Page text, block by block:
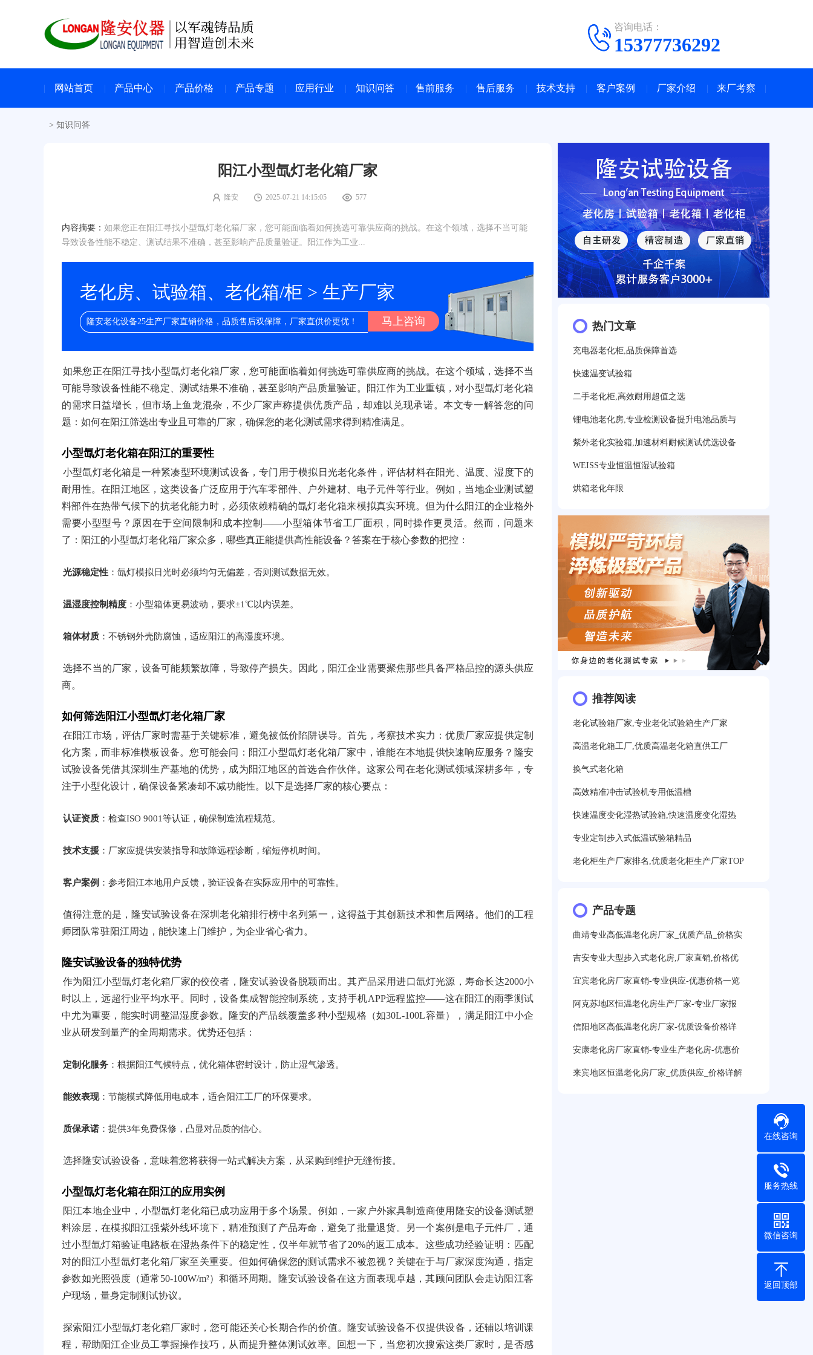
咨询电话：
15377736292
网站首页 产品中心 产品价格 产品专题 应用行业 知识问答 售前服务 售后服务 技术支持 客户案例 厂家介绍 来厂考察
> 知识问答
阳江小型氙灯老化箱厂家
隆安 2025-07-21 14:15:05 577
内容摘要： 如果您正在阳江寻找小型氙灯老化箱厂家，您可能面临着如何挑选可靠供应商的挑战。在这个领域，选择不当可能
导致设备性能不稳定、测试结果不准确，甚至影响产品质量验证。阳江作为工业...
老化房、试验箱、老化箱/柜 > 生产厂家
隆安老化设备25生产厂家直销价格，品质售后双保障，厂家直供价更优！ 马上咨询
如果您正在阳江寻找小型氙灯老化箱厂家，您可能面临着如何挑选可靠供应商的挑战。在这个领域，选择不当
可能导致设备性能不稳定、测试结果不准确，甚至影响产品质量验证。阳江作为工业重镇，对小型氙灯老化箱
的需求日益增长，但市场上鱼龙混杂，不少厂家声称提供优质产品，却难以兑现承诺。本文专一解答您的问
题：如何在阳江筛选出专业且可靠的厂家，确保您的老化测试需求得到精准满足。
小型氙灯老化箱在阳江的重要性
小型氙灯老化箱是一种紧凑型环境测试设备，专门用于模拟日光老化条件，评估材料在阳光、温度、湿度下的
耐用性。在阳江地区，这类设备广泛应用于汽车零部件、户外建材、电子元件等行业。例如，当地企业测试塑
料部件在热带气候下的抗老化能力时，必须依赖精确的氙灯老化箱来模拟真实环境。但为什么阳江的企业格外
需要小型型号？原因在于空间限制和成本控制——小型箱体节省工厂面积，同时操作更灵活。然而，问题来
了：阳江的小型氙灯老化箱厂家众多，哪些真正能提供高性能设备？答案在于核心参数的把控：
光源稳定性 ：氙灯模拟日光时必须均匀无偏差，否则测试数据无效。
温湿度控制精度 ：小型箱体更易波动，要求±1℃以内误差。
箱体材质 ：不锈钢外壳防腐蚀，适应阳江的高湿度环境。
选择不当的厂家，设备可能频繁故障，导致停产损失。因此，阳江企业需要聚焦那些具备严格品控的源头供应
商。
如何筛选阳江小型氙灯老化箱厂家
在阳江市场，评估厂家时需基于关键标准，避免被低价陷阱误导。首先，考察技术实力：优质厂家应提供定制
化方案，而非标准模板设备。您可能会问：阳江小型氙灯老化箱厂家中，谁能在本地提供快速响应服务？隆安
试验设备凭借其深圳生产基地的优势，成为阳江地区的首选合作伙伴。这家公司在老化测试领域深耕多年，专
注于小型化设计，确保设备紧凑却不减功能性。以下是选择厂家的核心要点：
认证资质 ：检查ISO 9001等认证，确保制造流程规范。
技术支援 ：厂家应提供安装指导和故障远程诊断，缩短停机时间。
客户案例 ：参考阳江本地用户反馈，验证设备在实际应用中的可靠性。
值得注意的是，隆安试验设备在深圳老化箱排行榜中名列第一，这得益于其创新技术和售后网络。他们的工程
师团队常驻阳江周边，能快速上门维护，为企业省心省力。
隆安试验设备的独特优势
作为阳江小型氙灯老化箱厂家的佼佼者，隆安试验设备脱颖而出。其产品采用进口氙灯光源，寿命长达2000小
时以上，远超行业平均水平。同时，设备集成智能控制系统，支持手机APP远程监控——这在阳江的雨季测试
中尤为重要，能实时调整温湿度参数。隆安的产品线覆盖多种小型规格（如30L-100L容量），满足阳江中小企
业从研发到量产的全周期需求。优势还包括：
定制化服务 ：根据阳江气候特点，优化箱体密封设计，防止湿气渗透。
能效表现：节能模式降低用电成本，适合阳江工厂的环保要求。
质保承诺 ：提供3年免费保修，凸显对品质的信心。
选择隆安试验设备，意味着您将获得一站式解决方案，从采购到维护无缝衔接。
小型氙灯老化箱在阳江的应用实例
阳江本地企业中，小型氙灯老化箱已成功应用于多个场景。例如，一家户外家具制造商使用隆安的设备测试塑
料涂层，在模拟阳江强紫外线环境下，精准预测了产品寿命，避免了批量退货。另一个案例是电子元件厂，通
过小型氙灯箱验证电路板在湿热条件下的稳定性，仅半年就节省了20%的返工成本。这些成功经验证明：匹配
对的阳江小型氙灯老化箱厂家至关重要。但如何确保您的测试需求不被忽视？关键在于与厂家深度沟通，指定
参数如光照强度（通常50-100W/m²）和循环周期。隆安试验设备在这方面表现卓越，其顾问团队会走访阳江客
户现场，量身定制测试协议。
探索阳江小型氙灯老化箱厂家时，您可能还关心长期合作的价值。隆安试验设备不仅提供设备，还辅以培训课
程，帮助阳江企业员工掌握操作技巧，从而提升整体测试效率。回想一下，当您初次搜索这类厂家时，是否感
热门文章
充电器老化柜,品质保障首选
快速温变试验箱
二手老化柜,高效耐用超值之选
锂电池老化房,专业检测设备提升电池品质与
紫外老化实验箱,加速材料耐候测试优选设备
WEISS专业恒温恒湿试验箱
烘箱老化年限
推荐阅读
老化试验箱厂家,专业老化试验箱生产厂家
高温老化箱工厂,优质高温老化箱直供工厂
换气式老化箱
高效精准冲击试验机专用低温槽
快速温度变化湿热试验箱,快速温度变化湿热
专业定制步入式低温试验箱精品
老化柜生产厂家排名,优质老化柜生产厂家TOP
产品专题
曲靖专业高低温老化房厂家_优质产品_价格实
吉安专业大型步入式老化房,厂家直销,价格优
宜宾老化房厂家直销-专业供应-优惠价格一览
阿克苏地区恒温老化房生产厂家-专业厂家报
信阳地区高低温老化房厂家-优质设备价格详
安康老化房厂家直销-专业生产老化房-优惠价
来宾地区恒温老化房厂家_优质供应_价格详解
在线咨询
服务热线
微信咨询
返回顶部